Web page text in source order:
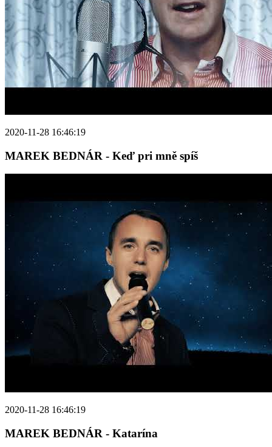
2020-11-28 16:46:19
MAREK BEDNÁR - Keď pri mně spíš
2020-11-28 16:46:19
MAREK BEDNÁR - Katarína